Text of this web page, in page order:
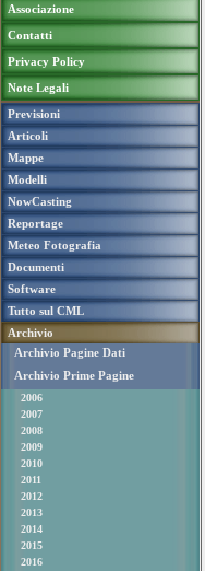
Associazione
Contatti
Privacy Policy
Note Legali
Previsioni
Articoli
Mappe
Modelli
NowCasting
Reportage
Meteo Fotografia
Documenti
Software
Tutto sul CML
Archivio
Archivio Pagine Dati
Archivio Prime Pagine
2006
2007
2008
2009
2010
2011
2012
2013
2014
2015
2016